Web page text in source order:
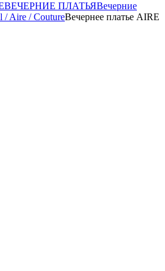
ВЕЧЕРНИЕ ПЛАТЬЯВечерние
/ Aire / CoutureВечернее платье AIRE